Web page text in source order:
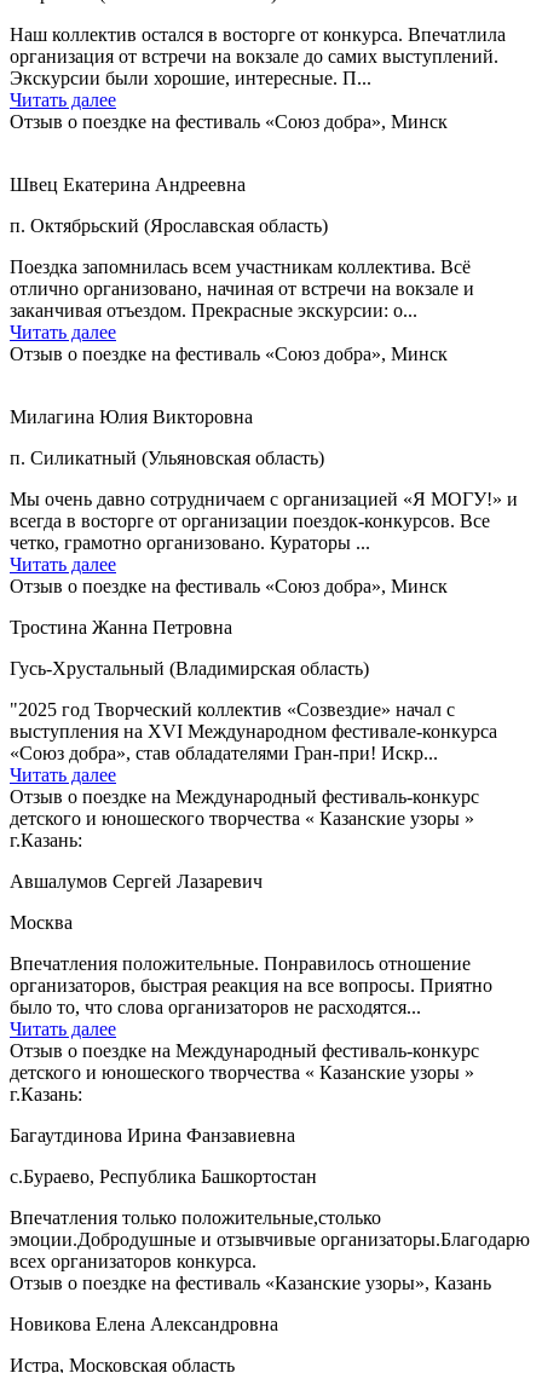
Наш коллектив остался в восторге от конкурса. Впечатлила
организация от встречи на вокзале до самих выступлений.
Экскурсии были хорошие, интересные. П...
Читать далее
Отзыв о поездке на фестиваль «Союз добра», Минск
Швец Екатерина Андреевна
п. Октябрьский (Ярославская область)
Поездка запомнилась всем участникам коллектива. Всё
отлично организовано, начиная от встречи на вокзале и
заканчивая отъездом. Прекрасные экскурсии: о...
Читать далее
Отзыв о поездке на фестиваль «Союз добра», Минск
Милагина Юлия Викторовна
п. Силикатный (Ульяновская область)
Мы очень давно сотрудничаем с организацией «Я МОГУ!» и
всегда в восторге от организации поездок-конкурсов. Все
четко, грамотно организовано. Кураторы ...
Читать далее
Отзыв о поездке на фестиваль «Союз добра», Минск
Тростина Жанна Петровна
Гусь-Хрустальный (Владимирская область)
"2025 год Творческий коллектив «Созвездие» начал с
выступления на XVI Международном фестивале-конкурса
«Союз добра», став обладателями Гран-при! Искр...
Читать далее
Отзыв о поездке на Международный фестиваль-конкурс
детского и юношеского творчества « Казанские узоры »
г.Казань:
Авшалумов Сергей Лазаревич
Москва
Впечатления положительные. Понравилось отношение
организаторов, быстрая реакция на все вопросы. Приятно
было то, что слова организаторов не расходятся...
Читать далее
Отзыв о поездке на Международный фестиваль-конкурс
детского и юношеского творчества « Казанские узоры »
г.Казань:
Багаутдинова Ирина Фанзавиевна
c.Бураево, Республика Башкортостан
Впечатления только положительные,столько
эмоции.Добродушные и отзывчивые организаторы.Благодарю
всех организаторов конкурса.
Отзыв о поездке на фестиваль «Казанские узоры», Казань
Новикова Елена Александровна
Истра, Московская область